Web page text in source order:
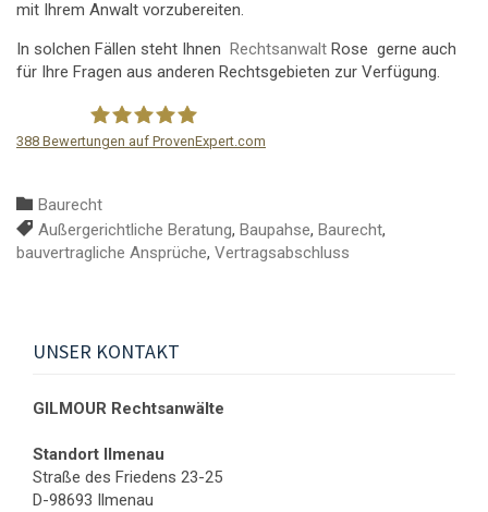
mit Ihrem Anwalt vorzubereiten.
In solchen Fällen steht Ihnen Rechtsanwalt Rose gerne auch
für Ihre Fragen aus anderen Rechtsgebieten zur Verfügung.
388 Bewertungen auf ProvenExpert.com
 Kategorie:
Baurecht
 Schlagwörter:
Außergerichtliche Beratung, Baupahse, Baurecht,
bauvertragliche Ansprüche, Vertragsabschluss
UNSER KONTAKT
GILMOUR Rechtsanwälte
Standort Ilmenau
Straße des Friedens 23-25
D-98693 Ilmenau